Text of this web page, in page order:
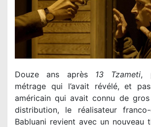
Douze ans après 13 Tzameti,
métrage qui l’avait révélé, et
américain qui avait connu de
distribution, le réalisateur franco-
Babluani revient avec un nouveau